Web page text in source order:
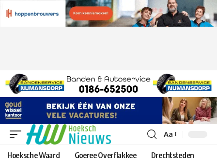
Lettergrootte
aanpassen
Aa
Hoeksche Waard Goeree Overflakkee Drechtsteden